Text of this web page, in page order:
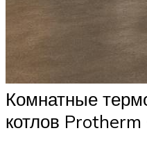
Комнатные
котлов Protherm